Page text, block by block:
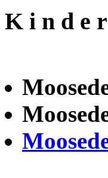
K i n d e